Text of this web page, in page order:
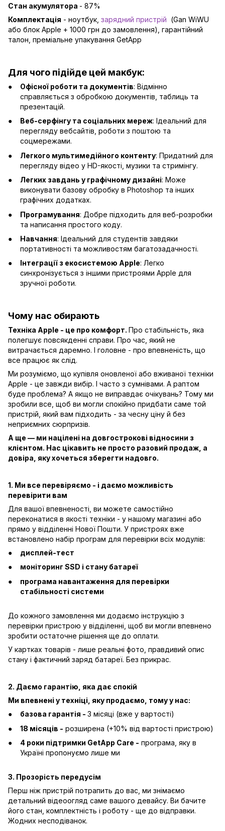
Стан акумулятора - 87%
Комплектація - ноутбук, зарядний пристрій (Gan WiWU
або блок Apple + 1000 грн до замовлення), гарантійний
талон, преміальне упакування GetApp
Для чого підійде цей макбук:
Офісної роботи та документів: Відмінно
справляється з обробкою документів, таблиць та
презентацій.
Веб-серфінгу та соціальних мереж: Ідеальний для
перегляду вебсайтів, роботи з поштою та
соцмережами.
Легкого мультимедійного контенту: Придатний для
перегляду відео у HD-якості, музики та стримінгу.
Легких завдань у графічному дизайні: Може
виконувати базову обробку в Photoshop та інших
графічних додатках.
Програмування: Добре підходить для веб-розробки
та написання простого коду.
Навчання: Ідеальний для студентів завдяки
портативності та можливостям багатозадачності.
Інтеграції з екосистемою Apple: Легко
синхронізується з іншими пристроями Apple для
зручної роботи.
Чому нас обирають
Техніка Apple - це про комфорт. Про стабільність, яка
полегшує повсякденні справи. Про час, який не
витрачається даремно. І головне - про впевненість, що
все працює як слід.
Ми розуміємо, що купівля оновленої або вживаної техніки
Apple - це завжди вибір. І часто з сумнівами. А раптом
буде проблема? А якщо не виправдає очікувань? Тому ми
зробили все, щоб ви могли спокійно придбати саме той
пристрій, який вам підходить - за чесну ціну й без
неприємних сюрпризів.
А ще — ми націлені на довгострокові відносини з
клієнтом. Нас цікавить не просто разовий продаж, а
довіра, яку хочеться зберегти надовго.
1. Ми все перевіряємо - і даємо можливість
перевірити вам
Для вашої впевненості, ви можете самостійно
переконатися в якості техніки - у нашому магазині або
прямо у відділенні Нової Пошти. У пристроях вже
встановлено набір програм для перевірки всіх модулів:
дисплей-тест
моніторинг SSD і стану батареї
програма навантаження для перевірки
стабільності системи
До кожного замовлення ми додаємо інструкцію з
перевірки пристрою у відділенні, щоб ви могли впевнено
зробити остаточне рішення ще до оплати.
У картках товарів - лише реальні фото, правдивий опис
стану і фактичний заряд батареї. Без прикрас.
2. Даємо гарантію, яка дає спокій
Ми впевнені у техніці, яку продаємо, тому у нас:
базова гарантія - 3 місяці (вже у вартості)
18 місяців - розширена (+10% від вартості пристрою)
4 роки підтримки GetApp Care - програма, яку в
Україні пропонуємо лише ми
3. Прозорість передусім
Перш ніж пристрій потрапить до вас, ми знімаємо
детальний відеоогляд саме вашого девайсу. Ви бачите
його стан, комплектність і роботу - ще до відправки.
Жодних несподіванок.